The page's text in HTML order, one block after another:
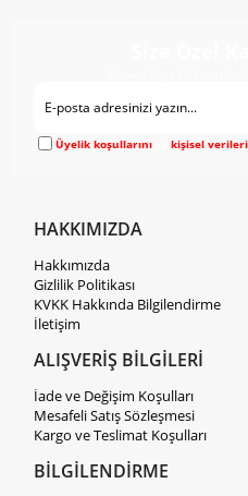
Üyelik koşullarını vekişisel
HAKKIMIZDA
Hakkımızda
Gizlilik Politikası
KVKK Hakkında Bilgilendirme
İletişim
ALIŞVERİŞ BİLGİLERİ
İade ve Değişim Koşulları
Mesafeli Satış Sözleşmesi
Kargo ve Teslimat Koşulları
BİLGİLENDİRME